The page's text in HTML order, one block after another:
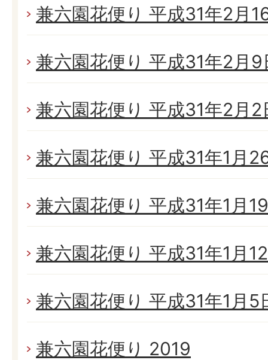
兼六園花便り 平成31年2月
兼六園花便り 平成31年2月
兼六園花便り 平成31年2月
兼六園花便り 平成31年1月
兼六園花便り 平成31年1月
兼六園花便り 平成31年1月
兼六園花便り 平成31年1月5
兼六園花便り 2019